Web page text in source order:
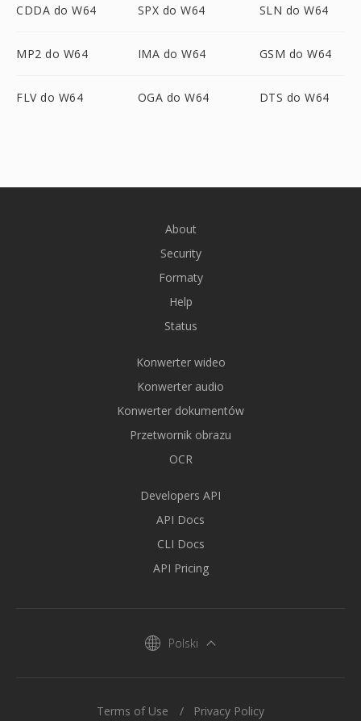
CDDA do W64 SPX do W64 SLN do W64
MP2 do W64 IMA do W64 GSM do W64
FLV do W64 OGA do W64 DTS do W64
About
Security
Formaty
Help
Status
Konwerter wideo
Konwerter audio
Konwerter dokumentów
Przetwornik obrazu
OCR
Developers API
API Docs
CLI Docs
API Pricing
Polski
Terms of Use Privacy Policy